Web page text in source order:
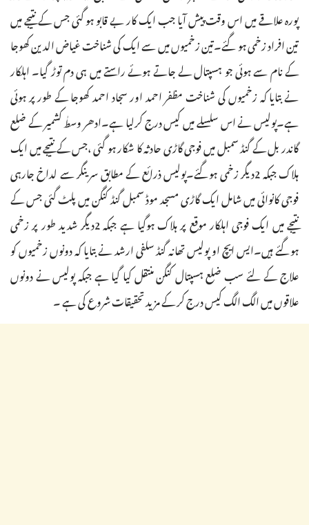
پورہ علاقے میں اس وقت پیش آیا جب ایک کار بے قابو ہو گئی جس کے نتیجے میں
تین افراد زخمی ہو گئے۔تین زخمیوں میں سے ایک کی شناخت غیاض الدین کھوجا
کے نام سے ہوئی جو ہسپتال لے جاتے ہوئے راستے میں ہی دم توڑ گیا۔ اہلکار
نے بتایا کہ زخمیوں کی شناخت مظفر احمد اور سجاد احمد کھوجا کے طور پر ہوئی
ہے۔پولیس نے اس سلسلے میں کیس درج کرلیا ہے۔ادھر وسطٰ کشمیر کے ضلع
گاندر بل کے گنڈ سمبل میں فوجی گاڑی حادثہ کا شکار ہو گئی ،جس کے نتیجے میں ایک
ہلاک جبکہ 2دیگر زخمی ہوگئے۔پولیس ذرائع کے مطابق سرینگر سے لداخ جارہی
فوجی کانوائی میں شامل ایک گاڑی مسجد موڈ سمبل گنڈ کنگن میں پلٹ گئی جس کے
نتیجے میں ایک فوجی اہلکار موقع پر ہلاک ہوگیا ہے جبکہ 2دیگر شدید طور پر زخمی
ہوگئے ہیں۔ایس ایچ او پولیس تھانہ گنڈ سلفی ارشد نے بتایا کہ دونوں زخمیوں کو
علاج کے لئے سب ضلع ہسپتال کنگن منتقل کیا گیا ہے جبکہ پولیس نے دونوں
علاقوں میں الگ الگ کیس درج کر کے مزید تحقیقات شروع کی ہے ۔